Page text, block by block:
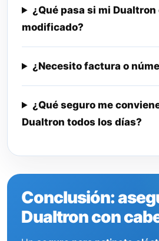
¿Qué pasa si mi Dualtron
modificado?
¿Necesito factura o
¿Qué seguro me
Dualtron todos los días?
Conclusión:
Dualtron con